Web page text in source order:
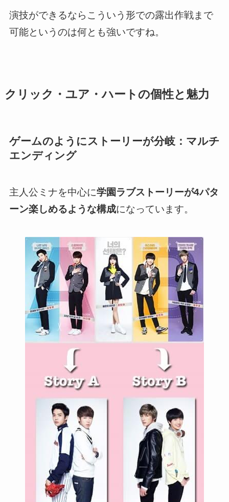
演技ができるならこういう形での露出作戦まで
可能というのは何とも強いですね。
クリック・ユア・ハートの個性と魅力
ゲームのようにストーリーが分岐：マルチ
エンディング
主人公ミナを中心に学園ラブストーリーが4パタ
ーン楽しめるような構成になっています。